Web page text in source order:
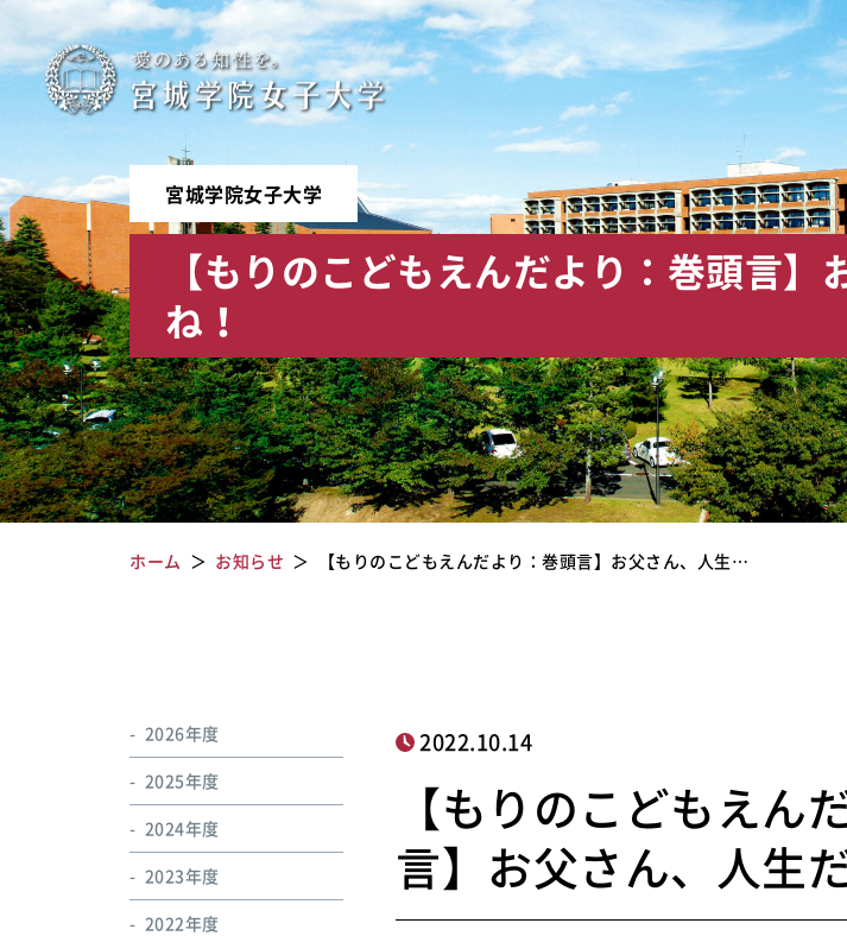
宮
城
学
院
女
子
大
学
宮城学院女子大学
【もりのこどもえんだより：巻頭言】
ね！
ホーム お知らせ 【もりのこどもえんだより：巻頭言】お父さん、人生…
2022.10.14
【もりのこどもえん
言】お父さん、人生
2026年度
2025年度
2024年度
2023年度
2022年度